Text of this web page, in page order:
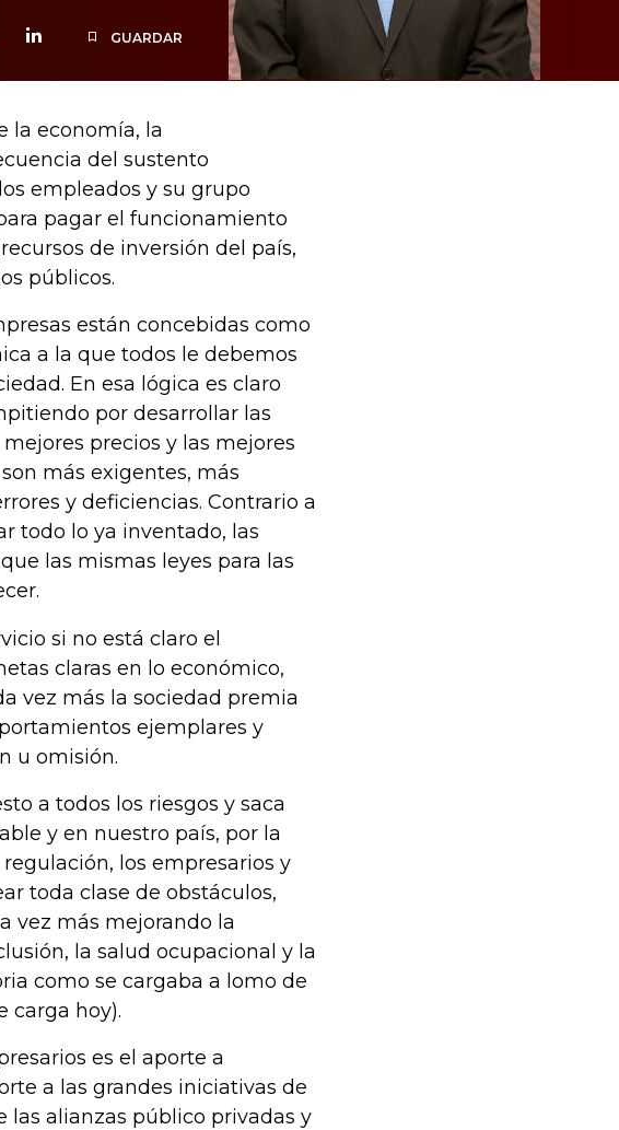
GUARDAR
la economía, la
del sustento
empleados y su grupo
pagar el funcionamiento
de inversión del país,
públicos.
están concebidas como
a la que todos le debemos
En esa lógica es claro
por desarrollar las
precios y las mejores
más exigentes, más
y deficiencias. Contrario a
todo lo ya inventado, las
las mismas leyes para las
si no está claro el
claras en lo económico,
vez más la sociedad premia
ejemplares y
u omisión.
a todos los riesgos y saca
y en nuestro país, por la
los empresarios y
toda clase de obstáculos,
vez más mejorando la
la salud ocupacional y la
como se cargaba a lomo de
carga hoy).
es el aporte a
a las grandes iniciativas de
las alianzas público privadas y